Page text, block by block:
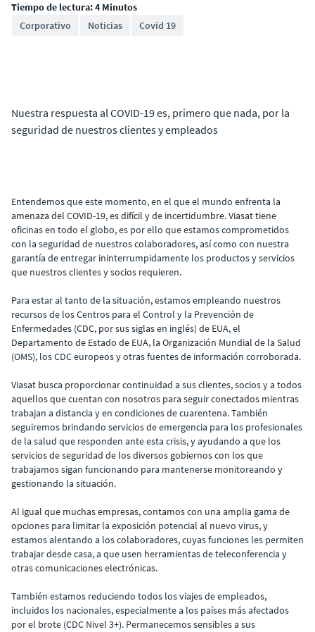
Tiempo de lectura: 4 Minutos
Corporativo
Noticias Covid 19
Nuestra respuesta al COVID-19 es, primero que nada, por la
seguridad de nuestros clientes y empleados
Entendemos que este momento, en el que el mundo enfrenta la
amenaza del COVID-19, es difícil y de incertidumbre. Viasat tiene
oficinas en todo el globo, es por ello que estamos comprometidos
con la seguridad de nuestros colaboradores, así como con nuestra
garantía de entregar ininterrumpidamente los productos y servicios
que nuestros clientes y socios requieren.
Para estar al tanto de la situación, estamos empleando nuestros
recursos de los Centros para el Control y la Prevención de
Enfermedades (CDC, por sus siglas en inglés) de EUA, el
Departamento de Estado de EUA, la Organización Mundial de la Salud
(OMS), los CDC europeos y otras fuentes de información corroborada.
Viasat busca proporcionar continuidad a sus clientes, socios y a todos
aquellos que cuentan con nosotros para seguir conectados mientras
trabajan a distancia y en condiciones de cuarentena. También
seguiremos brindando servicios de emergencia para los profesionales
de la salud que responden ante esta crisis, y ayudando a que los
servicios de seguridad de los diversos gobiernos con los que
trabajamos sigan funcionando para mantenerse monitoreando y
gestionando la situación.
Al igual que muchas empresas, contamos con una amplia gama de
opciones para limitar la exposición potencial al nuevo virus, y
estamos alentando a los colaboradores, cuyas funciones les permiten
trabajar desde casa, a que usen herramientas de teleconferencia y
otras comunicaciones electrónicas.
También estamos reduciendo todos los viajes de empleados,
incluidos los nacionales, especialmente a los países más afectados
por el brote (CDC Nivel 3+). Permanecemos sensibles a sus